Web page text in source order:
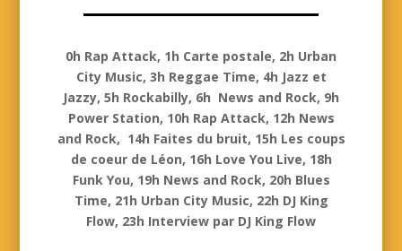
0h Rap Attack, 1h Carte postale, 2h Urban
City Music, 3h Reggae Time, 4h Jazz et
Jazzy, 5h Rockabilly, 6h News and Rock, 9h
Power Station, 10h Rap Attack, 12h News
and Rock, 14h Faites du bruit, 15h Les coups
de coeur de Léon, 16h Love You Live, 18h
Funk You, 19h News and Rock, 20h Blues
Time, 21h Urban City Music, 22h DJ King
Flow, 23h Interview par DJ King Flow